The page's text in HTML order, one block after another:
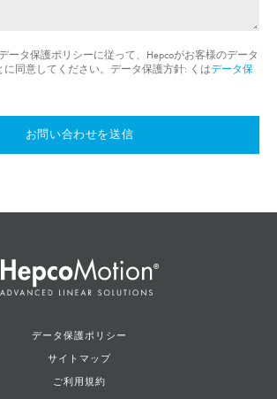
ータ保護ポリシーに従って、Hepcoがお客様のデータ
に同意してください。データ保護方針: くはデータ保
お問い合わせを送信
データ保護ポリシー
サイトマップ
ご利用規約